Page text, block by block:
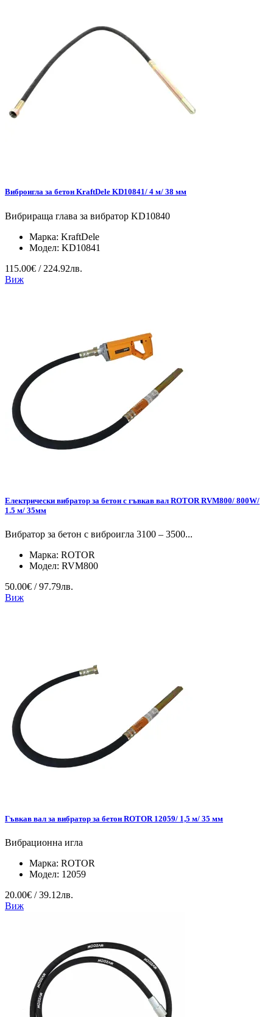
Виброигла за бетон KraftDele KD10841/ 4 м/ 38 мм
Вибрираща глава за вибратор KD10840
Марка: KraftDele
Модел: KD10841
115.00€ / 224.92лв.
Виж
Електрически вибратор за бетон с гъвкав вал ROTOR RVM800/ 800W/
1.5 м/ 35мм
Вибратор за бетон с виброигла 3100 – 3500...
Марка: ROTOR
Модел: RVM800
50.00€ / 97.79лв.
Виж
Гъвкав вал за вибратор за бетон ROTOR 12059/ 1,5 м/ 35 мм
Вибрационна игла
Марка: ROTOR
Модел: 12059
20.00€ / 39.12лв.
Виж